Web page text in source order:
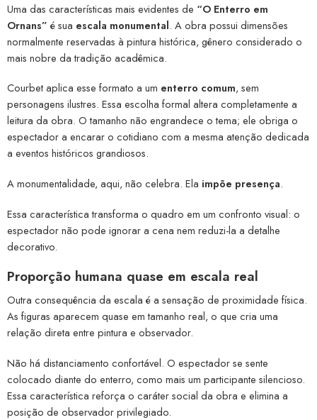
Uma das características mais evidentes de “O Enterro em
Ornans” é sua escala monumental. A obra possui dimensões
normalmente reservadas à pintura histórica, gênero considerado o
mais nobre da tradição acadêmica.
Courbet aplica esse formato a um enterro comum, sem
personagens ilustres. Essa escolha formal altera completamente a
leitura da obra. O tamanho não engrandece o tema; ele obriga o
espectador a encarar o cotidiano com a mesma atenção dedicada
a eventos históricos grandiosos.
A monumentalidade, aqui, não celebra. Ela impõe presença.
Essa característica transforma o quadro em um confronto visual: o
espectador não pode ignorar a cena nem reduzi-la a detalhe
decorativo.
Proporção humana quase em escala real
Outra consequência da escala é a sensação de proximidade física.
As figuras aparecem quase em tamanho real, o que cria uma
relação direta entre pintura e observador.
Não há distanciamento confortável. O espectador se sente
colocado diante do enterro, como mais um participante silencioso.
Essa característica reforça o caráter social da obra e elimina a
posição de observador privilegiado.